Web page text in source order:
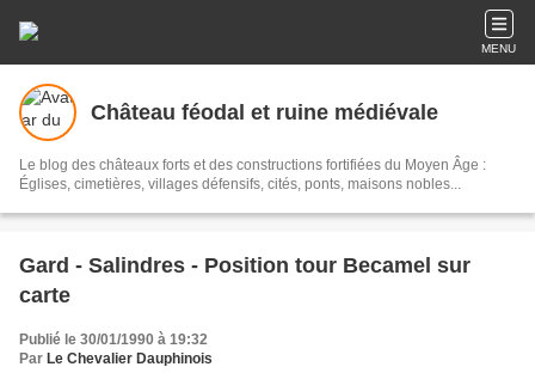
MENU
Château féodal et ruine médiévale
Le blog des châteaux forts et des constructions fortifiées du Moyen Âge :
Églises, cimetières, villages défensifs, cités, ponts, maisons nobles...
Gard - Salindres - Position tour Becamel sur
carte
Publié le 30/01/1990 à 19:32
Par Le Chevalier Dauphinois